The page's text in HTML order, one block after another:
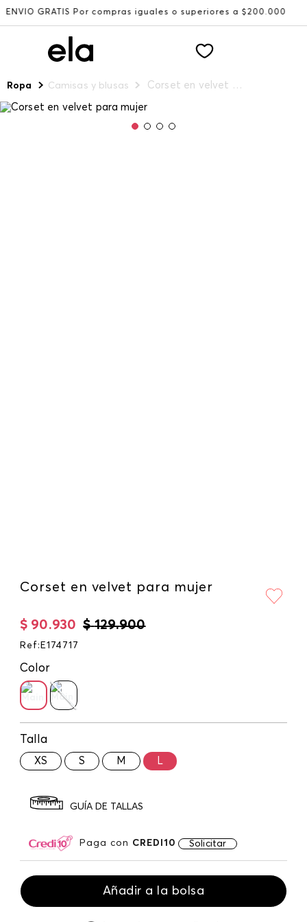
Por compras iguales o superiores a $200.000
Ropa Camisas y blusas Corset en velvet para mujer
Corset en velvet para mujer
$ 129.900
$ 90.930
Ref : E174717
Color
Talla
XS S M L
GUÍA DE TALLAS
Paga con CREDI10 Solicitar
Añadir a la bolsa